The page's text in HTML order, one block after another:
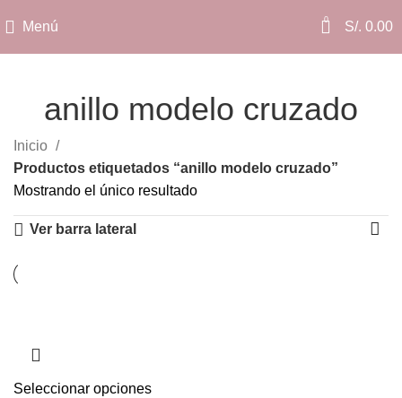
Menú 0 S/. 0.00
anillo modelo cruzado
Inicio
Productos etiquetados “anillo modelo cruzado”
Mostrando el único resultado
Ver barra lateral
Seleccionar opciones